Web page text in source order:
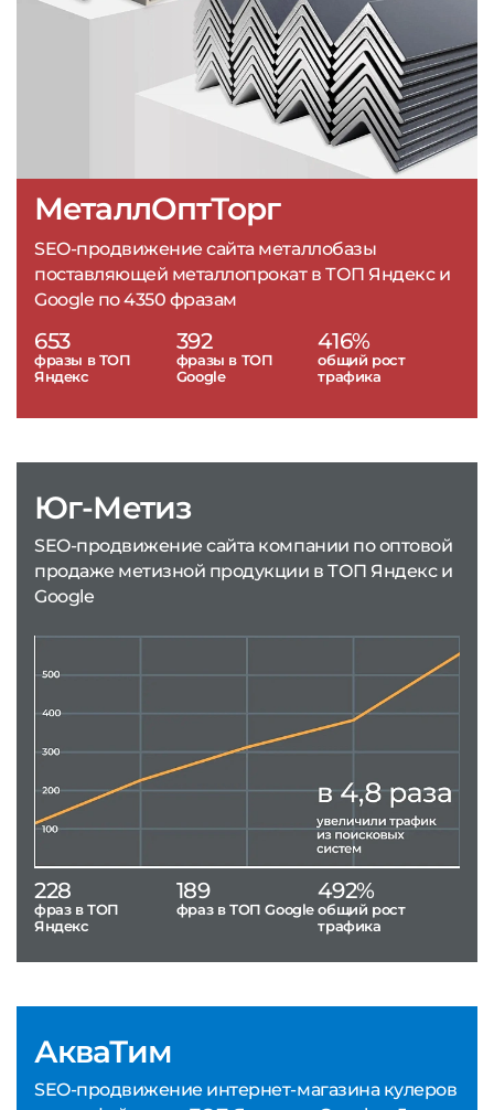
МеталлОптТорг
SEO-продвижение сайта металлобазы
поставляющей металлопрокат в ТОП Яндекс и
Google по 4350 фразам
653
фразы в ТОП
Яндекс
392
фразы в ТОП
Google
416%
общий рост
трафика
АкваТим
SEO-продвижение интернет-магазина кулеров
Юг-Метиз
SEO-продвижение сайта компании по оптовой
продаже метизной продукции в ТОП Яндекс и
Google
228
фраз в ТОП
Яндекс
189
фраз в ТОП Google
492%
общий рост
трафика